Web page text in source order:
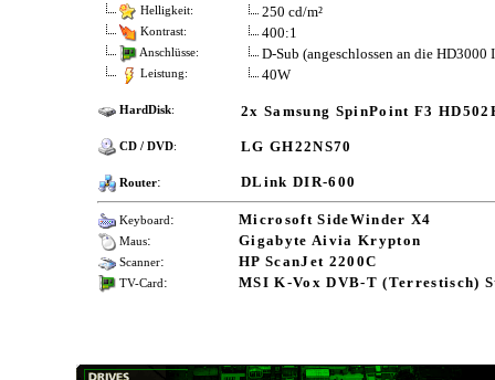
Helligkeit: 250 cd/m²
Kontrast: 400:1
Anschlüsse: D-Sub (angeschlossen an die HD3000
Leistung: 40W
HardDisk: 2x Samsung SpinPoint F3
CD / DVD: LG GH22NS70
Router: DLink DIR-600
Keyboard: Microsoft SideWinder X4
Maus: Gigabyte Aivia Krypton
Scanner: HP ScanJet 2200C
TV-Card: MSI K-Vox DVB-T (Terrestisch)